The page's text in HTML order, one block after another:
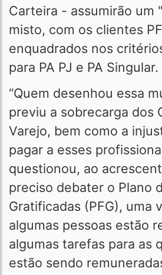
Carteira - assumirão um
misto, com os clientes
enquadrados nos
para PA PJ e PA Singular.
“Quem desenhou essa
previu a sobrecarga dos
Varejo, bem como a
pagar a esses
questionou, ao
preciso debater o Plano
Gratificadas (PFG), uma
algumas pessoas estão
algumas tarefas para as
estão sendo